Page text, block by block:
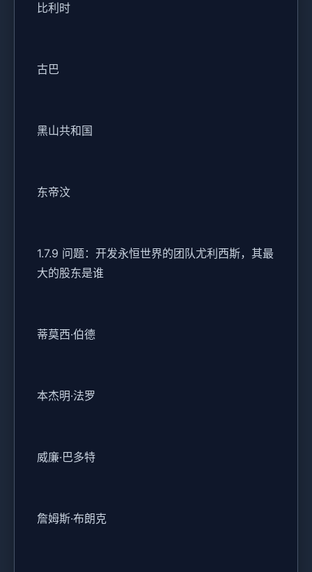
比利时
古巴
黑山共和国
东帝汶
1.7.9 问题：开发永恒世界的团队尤利西斯，其最
大的股东是谁
蒂莫西·伯德
本杰明·法罗
威廉·巴多特
詹姆斯·布朗克